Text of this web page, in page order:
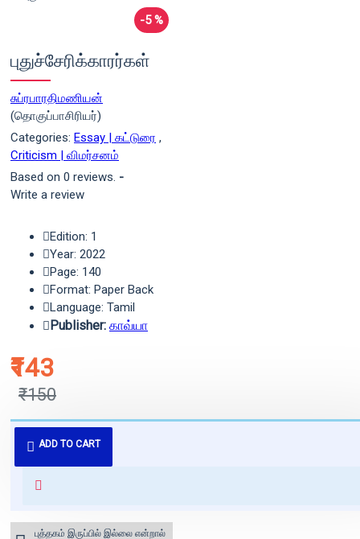
-5 %
புதுச்சேரிக்காரர்கள்
சுப்ரபாரதிமணியன்
(தொகுப்பாசிரியர்)
Categories: Essay | கட்டுரை ,
Criticism | விமர்சனம்
Based on 0 reviews. -
Write a review
₹143
₹150
Edition: 1
Year: 2022
Page: 140
Format: Paper Back
Language: Tamil
Publisher: காவ்யா
ADD TO CART
புத்தகம் 3 - 7 நாட்களில் அனுப்பி
வைக்கப்படும்.
for orders above ₹1000 within
புத்தகம் இருப்பில் இல்லை என்றால்